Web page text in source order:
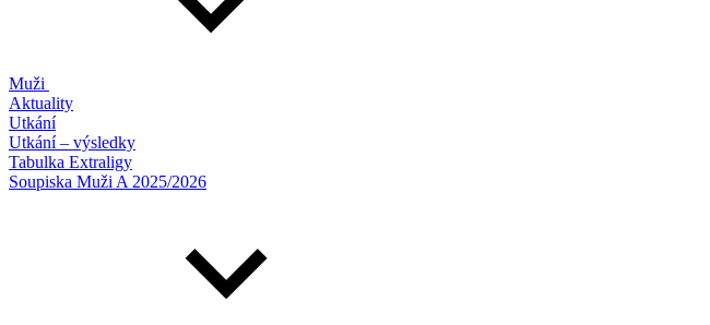
Muži
Aktuality
Utkání
Utkání – výsledky
Tabulka Extraligy
Soupiska Muži A 2025/2026